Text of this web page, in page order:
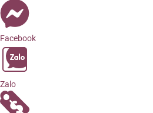
Facebook
Zalo